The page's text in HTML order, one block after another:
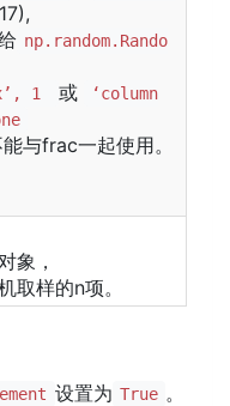
np.random.Rando
1 或
‘column
与frac一起使用。
象，
取样的n项。
设置为 True 。